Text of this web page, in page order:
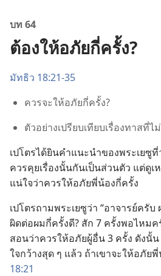
บท 64
ต้องให้อภัยกี่ครั้ง?
มัทธิว 18:21-35
ควร​จะ​ให้​อภัย​กี่​ครั้ง?
ตัว​อย่าง​เปรียบ​เทียบ​เรื่อง​ทาส​ที่​
เปโตร​ได้​ยิน​คำ​แนะ​นำ​ของ​พระ​เยซู​
ควร​คุย​เรื่อง​นั้น​กัน​เป็น​ส่วน​ตัว แต่​ดู​เ
แน่​ใจ​ว่า​ควร​ให้​อภัย​พี่​น้อง​กี่​ครั้ง
เปโตร​ถาม​พระ​เยซู​ว่า “อาจารย์​ครับ
ผิด​ต่อ​ผม​กี่​ครั้ง​ดี? สัก 7 ครั้ง​พอ​ไหม​
สอน​ว่า​ควร​ให้​อภัย​ผู้​อื่น 3 ครั้ง ดัง​นั้น
ใจ​กว้าง​สุด ๆ แล้ว ถ้า​เขา​จะ​ให้​อภัย​
18:21